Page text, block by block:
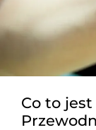
Co to jest